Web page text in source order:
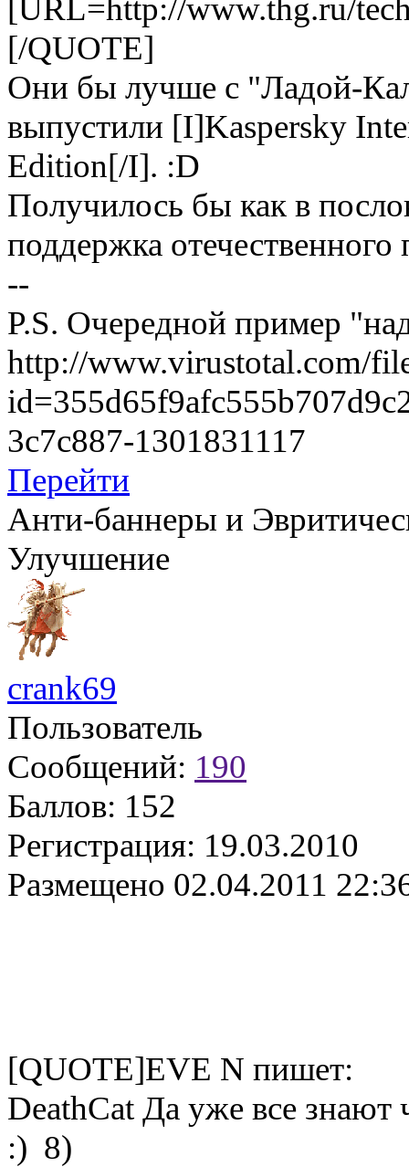
[URL=http://www.thg.ru/
[/QUOTE]
Они бы лучше с "Ладой-
выпустили [I]Kaspersky
Edition[/I]. :D
Получилось бы как в
поддержка
--
P.S. Очередной пример
http://www.virustotal.com/
­3c7c887-1301831117
Перейти
Анти-баннеры и
Улучшение
crank69
Пользователь
Сообщений: 190
Баллов: 152
Регистрация: 19.03.2010
Размещено 02.04.2011
[QUOTE]EVE N пишет:
DeathCat Да уже все
:) 8)